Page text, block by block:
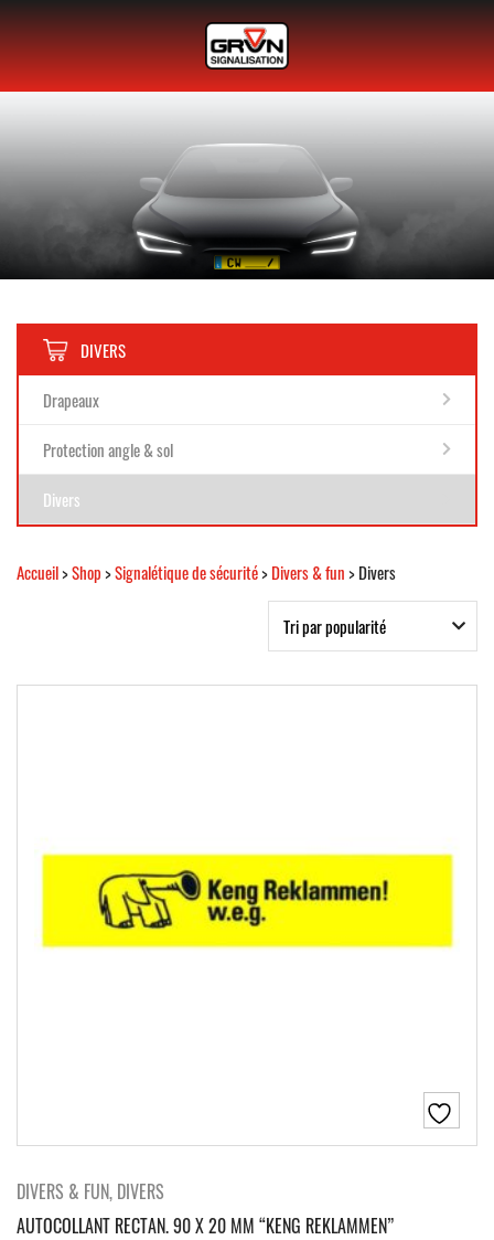
DIVERS
Drapeaux
Protection angle & sol
Divers
Accueil>Shop>Signalétique de sécurité>Divers & fun> Divers
DIVERS & FUN, DIVERS
AUTOCOLLANT RECTAN. 90 X 20 MM “KENG REKLAMMEN”